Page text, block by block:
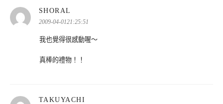
SHORAL
示:
2009-04-0121:25:51
我也覺得很感動喔～
真棒的禮物！！
TAKUYACHI